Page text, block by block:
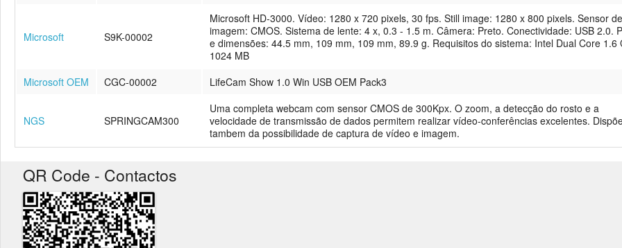
Microsoft S9K-00002
Microsoft HD-3000. Vídeo: 1280 x 720 pixels, 30 fps. Still image: 1280 x 800 pixels. Sensor de
imagem: CMOS. Sistema de lente: 4 x, 0.3 - 1.5 m. Câmera: Preto. Conectividade: USB 2.0.
e dimensões: 44.5 mm, 109 mm, 109 mm, 89.9 g. Requisitos do sistema: Intel Dual Core 1.6
1024 MB
Microsoft OEM
CGC-00002 LifeCam Show 1.0 Win USB OEM Pack3
NGS SPRINGCAM300
Uma completa webcam com sensor CMOS de 300Kpx. O zoom, a detecção do rosto e a
velocidade de transmissão de dados permitem realizar vídeo-conferências excelentes.
tambem da possibilidade de captura de vídeo e imagem.
QR Code - Contactos